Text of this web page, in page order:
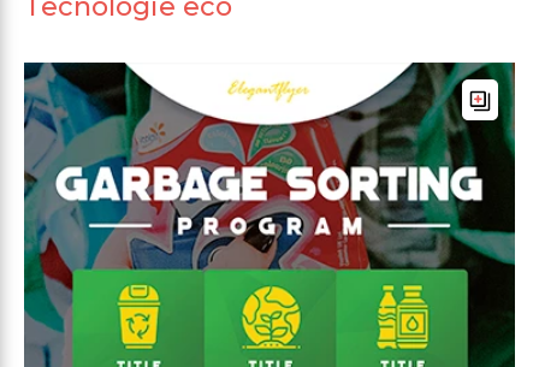
Tecnologie eco